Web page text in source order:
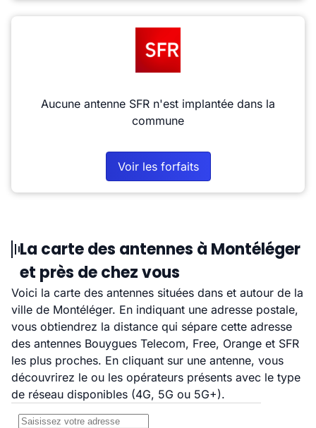
Aucune antenne SFR n'est implantée dans la
commune
Voir les forfaits
La carte des antennes à Montéléger
et près de chez vous
Voici la carte des antennes situées dans et autour de la
ville de Montéléger. En indiquant une adresse postale,
vous obtiendrez la distance qui sépare cette adresse
des antennes Bouygues Telecom, Free, Orange et SFR
les plus proches. En cliquant sur une antenne, vous
découvrirez le ou les opérateurs présents avec le type
de réseau disponibles (4G, 5G ou 5G+).